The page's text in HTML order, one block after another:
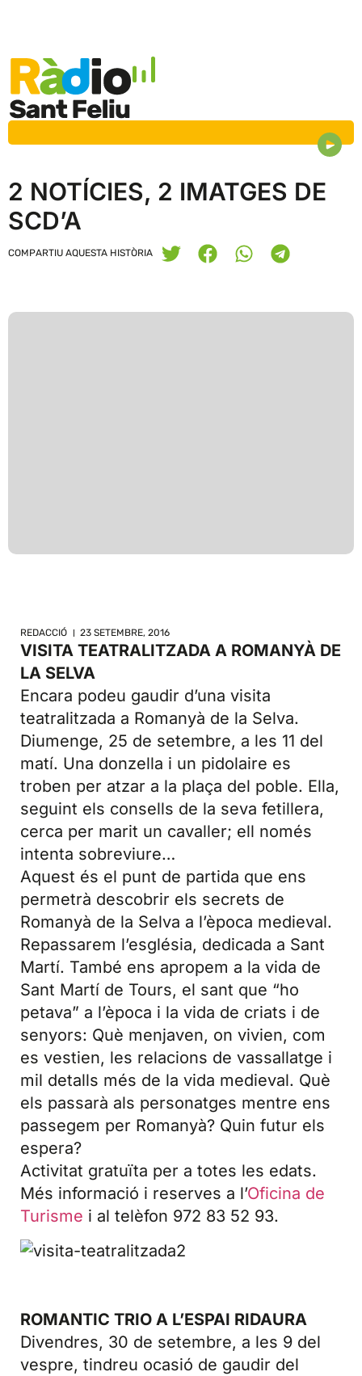
2 NOTÍCIES, 2 IMATGES DE
SCD’A
COMPARTIU AQUESTA HISTÒRIA
REDACCIÓ 23 SETEMBRE, 2016
VISITA TEATRALITZADA A ROMANYÀ DE
LA SELVA
Encara podeu gaudir d’una visita
teatralitzada a Romanyà de la Selva.
Diumenge, 25 de setembre, a les 11 del
matí. Una donzella i un pidolaire es
troben per atzar a la plaça del poble. Ella,
seguint els consells de la seva fetillera,
cerca per marit un cavaller; ell només
intenta sobreviure…
Aquest és el punt de partida que ens
permetrà descobrir els secrets de
Romanyà de la Selva a l’època medieval.
Repassarem l’església, dedicada a Sant
Martí. També ens apropem a la vida de
Sant Martí de Tours, el sant que “ho
petava” a l’època i la vida de criats i de
senyors: Què menjaven, on vivien, com
es vestien, les relacions de vassallatge i
mil detalls més de la vida medieval. Què
els passarà als personatges mentre ens
passegem per Romanyà? Quin futur els
espera?
Activitat gratuïta per a totes les edats.
Més informació i reserves a l’Oficina de
Turisme i al telèfon 972 83 52 93.
ROMANTIC TRIO A L’ESPAI RIDAURA
Divendres, 30 de setembre, a les 9 del
vespre, tindreu ocasió de gaudir del